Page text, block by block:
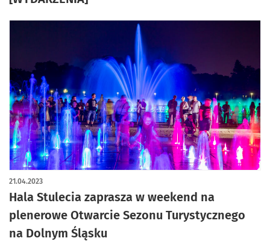
Hala Stulecia zaprasza w weekend na
plenerowe Otwarcie Sezonu Turystycznego
na Dolnym Śląsku
21.04.2023